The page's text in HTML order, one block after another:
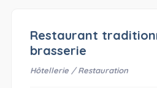
Restaurant
brasserie
Hôtellerie / Restauration